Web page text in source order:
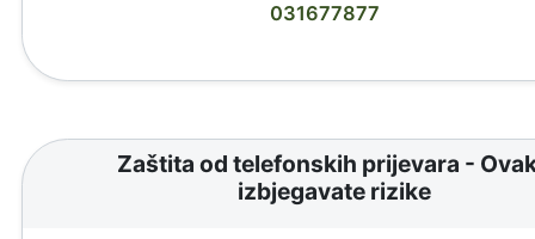
031677877
Zaštita od telefonskih prijevara -
izbjegavate rizike